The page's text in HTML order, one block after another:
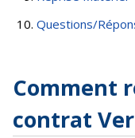
Questions/
Comment
contrat